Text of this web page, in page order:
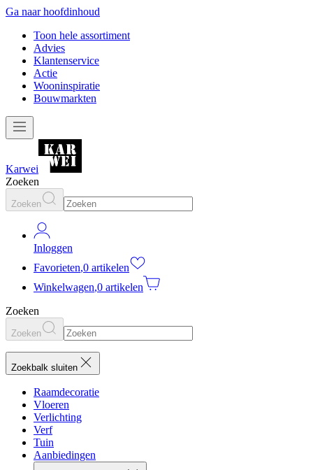
Ga naar hoofdinhoud
Toon hele assortiment
Advies
Klantenservice
Actie
Wooninspiratie
Bouwmarkten
Karwei
Zoeken
Zoeken
Inloggen
Favorieten,0 artikelen
Winkelwagen,0 artikelen
Zoeken
Zoeken
Zoekbalk sluiten
Raamdecoratie
Vloeren
Verlichting
Verf
Tuin
Aanbiedingen